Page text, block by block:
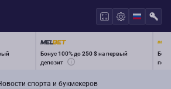
Бонус 100% до250 $на первый
депозит
спорта и букмекеров